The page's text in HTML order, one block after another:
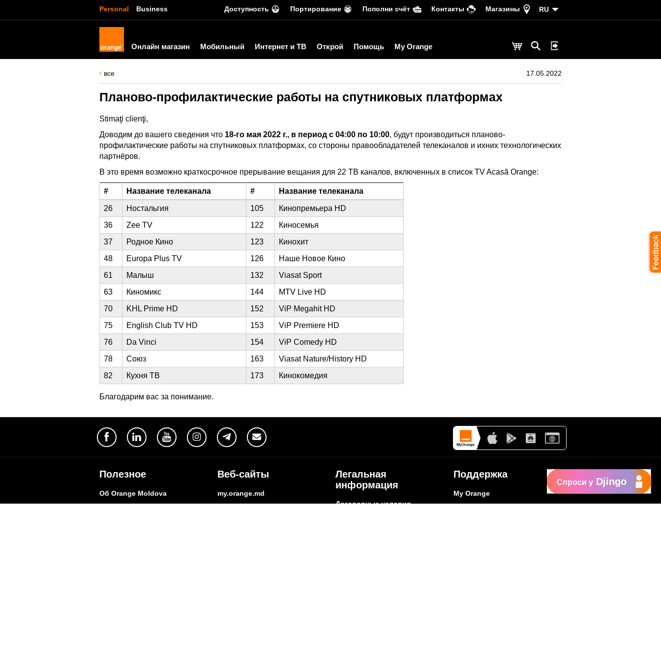
Personal Business Доступность Портирование Пополни счёт Контакты Магазины RU
Онлайн магазин Мобильный Интернет и ТВ Открой Помощь My Orange
все 17.05.2022
Планово-профилактические работы на спутниковых платформах
Stimaţi clienţi,
Доводим до вашего сведения что 18-го мая 2022 г., в период с 04:00 по 10:00, будут производиться планово-
профилактические работы на спутниковых платформах, со стороны правообладателей телеканалов и ихних технологических
партнёров.
В это время возможно краткосрочное прерывание вещания для 22 ТВ каналов, включенных в список TV Acasă Orange:
# Название телеканала # Название телеканала
26 Ностальгия 105
Кинопремьера HD
36
Zee TV 122
Киносемья
37
Родное Кино 123
Кинохит
48
Europa Plus TV 126
Наше Новое Кино
61
Малыш 132
Viasat Sport
63
Киномикс 144
MTV Live HD
70
KHL Prime HD 152
ViP Megahit HD
75
English Club TV HD 153
ViP Premiere HD
76
Da Vinci 154
ViP Comedy HD
78
Союз 163
Viasat Nature/History HD
82
Кухня ТВ 173 Кинокомедия
Благодарим вас за понимание.
Полезное
Об Orange Moldova
Веб-сайты
my.orange.md
Легальная
информация
Договорные условия
Поддержка
My Orange
Спроси у Djingo